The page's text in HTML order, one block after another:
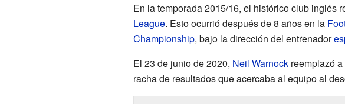
En la temporada 2015/16, el histórico club inglés
League. Esto ocurrió después de 8 años en la
Championship, bajo la dirección del entrenador
El 23 de junio de 2020, Neil Warnockreemplazó a
racha de resultados que acercaba al equipo al